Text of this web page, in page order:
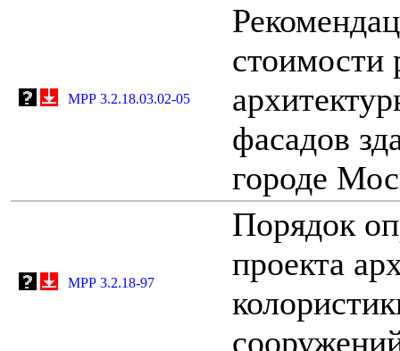
МРР 3.2.18.03.02-05
стоимости
фасадов
городе
МРР 3.2.18-97
Порядок
проекта